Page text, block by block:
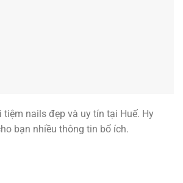
tiệm nails đẹp và uy tín tại Huế. Hy
bạn nhiều thông tin bổ ích.